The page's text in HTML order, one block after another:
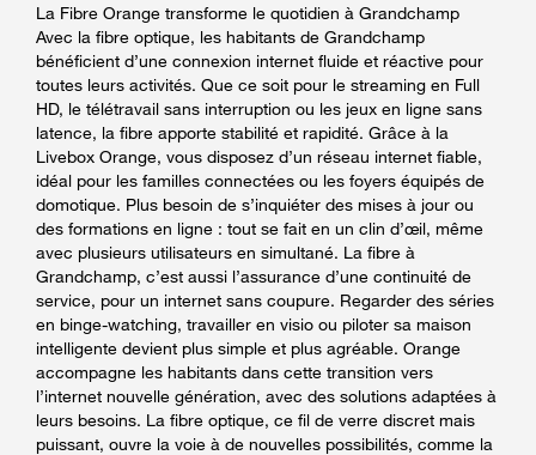
La Fibre Orange transforme le quotidien à Grandchamp
Avec la fibre optique, les habitants de Grandchamp
bénéficient d’une connexion internet fluide et réactive pour
toutes leurs activités. Que ce soit pour le streaming en Full
HD, le télétravail sans interruption ou les jeux en ligne sans
latence, la fibre apporte stabilité et rapidité. Grâce à la
Livebox Orange, vous disposez d’un réseau internet fiable,
idéal pour les familles connectées ou les foyers équipés de
domotique. Plus besoin de s’inquiéter des mises à jour ou
des formations en ligne : tout se fait en un clin d’œil, même
avec plusieurs utilisateurs en simultané. La fibre à
Grandchamp, c’est aussi l’assurance d’une continuité de
service, pour un internet sans coupure. Regarder des séries
en binge-watching, travailler en visio ou piloter sa maison
intelligente devient plus simple et plus agréable. Orange
accompagne les habitants dans cette transition vers
l’internet nouvelle génération, avec des solutions adaptées à
leurs besoins. La fibre optique, ce fil de verre discret mais
puissant, ouvre la voie à de nouvelles possibilités, comme la